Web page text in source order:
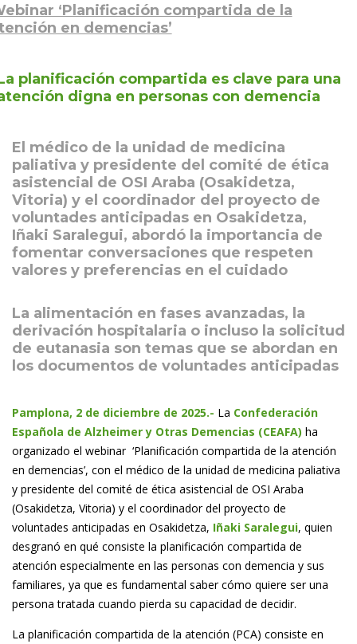
‘Planificación compartida de la
en demencias’
planificación compartida es clave para una
digna en personas con demencia
El médico de la unidad de medicina
paliativa y presidente del comité de ética
asistencial de OSI Araba (Osakidetza,
Vitoria) y el coordinador del proyecto de
voluntades anticipadas en Osakidetza,
Iñaki Saralegui, abordó la importancia de
fomentar conversaciones que respeten
valores y preferencias en el cuidado
La alimentación en fases avanzadas, la
derivación hospitalaria o incluso la solicitud
de eutanasia son temas que se abordan en
los documentos de voluntades anticipadas
Pamplona, 2 de diciembre de 2025.- La Confederación
Española de Alzheimer y Otras Demencias (CEAFA) ha
organizado el webinar ‘Planificación compartida de la atención
en demencias’, con el médico de la unidad de medicina paliativa
y presidente del comité de ética asistencial de OSI Araba
(Osakidetza, Vitoria) y el coordinador del proyecto de
voluntades anticipadas en Osakidetza, Iñaki Saralegui, quien
desgranó en qué consiste la planificación compartida de
atención especialmente en las personas con demencia y sus
familiares, ya que es fundamental saber cómo quiere ser una
persona tratada cuando pierda su capacidad de decidir.
La planificación compartida de la atención (PCA) consiste en